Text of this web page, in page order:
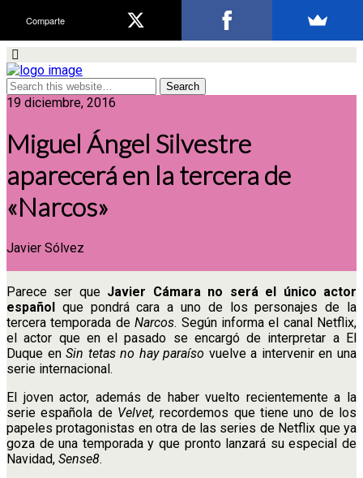
19 diciembre, 2016
Miguel Ángel Silvestre
aparecerá en la tercera de
«Narcos»
Javier Sólvez
Parece ser que Javier Cámara no será el único actor
español que pondrá cara a uno de los personajes de la
tercera temporada deNarcos. Según informa el canal Netflix,
el actor que en el pasado se encargó de interpretar a El
Duque enSin tetas no hay paraíso vuelve a intervenir en una
serie internacional.
El joven actor, además de haber vuelto recientemente a la
serie española de Velvet,recordemos que tiene uno de los
papeles protagonistas en otra de las series de Netflix que ya
goza de una temporada y que pronto lanzará su especial de
Navidad, Sense8.
Comparte